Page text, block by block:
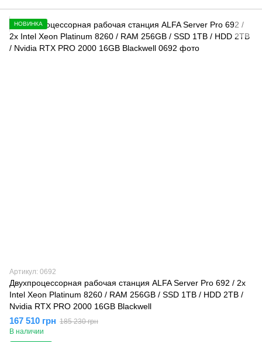
НОВИНКА
Артикул: 0692
Двухпроцессорная рабочая станция ALFA Server Pro 692 / 2х
Intel Xeon Platinum 8260 / RAM 256GB / SSD 1TB / HDD 2TB /
Nvidia RTX PRO 2000 16GB Blackwell
167 510 грн 185 230 грн
В наличии